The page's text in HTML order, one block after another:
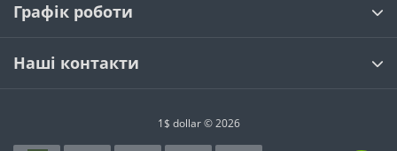
Графік роботи
Наші контакти
1$ dollar © 2026